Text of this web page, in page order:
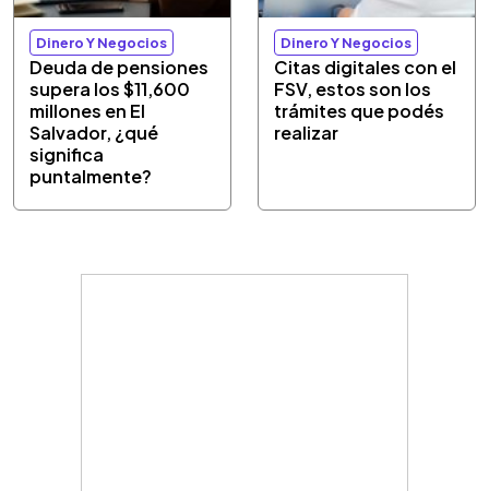
Dinero Y Negocios
Deuda de pensiones
supera los $11,600
millones en El
Salvador, ¿qué
significa
puntalmente?
Dinero Y Negocios
Citas digitales con el
FSV, estos son los
trámites que podés
realizar